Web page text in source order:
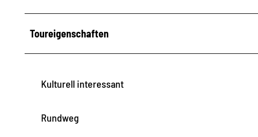
Toureigenschaften
Kulturell interessant
Rundweg